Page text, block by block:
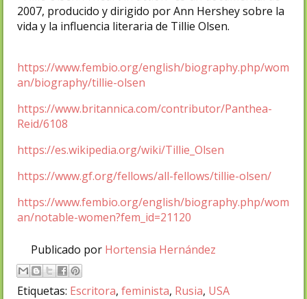
2007, producido y dirigido por Ann Hershey sobre la
vida y la influencia literaria de Tillie Olsen.
https://www.fembio.org/english/biography.php/wom
an/biography/tillie-olsen
https://www.britannica.com/contributor/Panthea-
Reid/6108
https://es.wikipedia.org/wiki/Tillie_Olsen
https://www.gf.org/fellows/all-fellows/tillie-olsen/
https://www.fembio.org/english/biography.php/wom
an/notable-women?fem_id=21120
Publicado por Hortensia Hernández
Etiquetas: Escritora, feminista, Rusia, USA